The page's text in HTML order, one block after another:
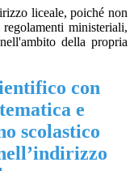
liceale, poiché non
ministeriali,
della propria
con
e
scolastico